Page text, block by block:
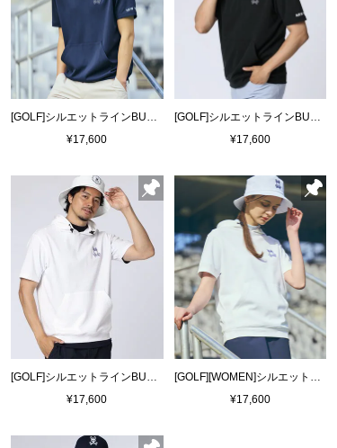
[GOLF]シルエットラインBUNNY 半袖パーカ
¥17,600
[GOLF]シルエットラインBUNNY 半袖パーカ
¥17,600
¥17,600
¥17,600